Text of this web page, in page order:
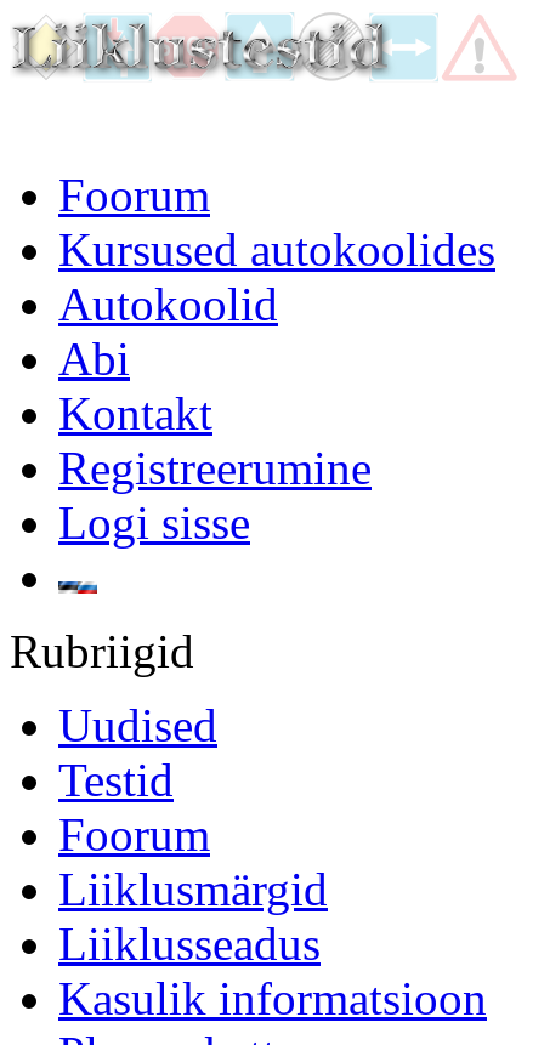
Foorum
Kursused autokoolides
Autokoolid
Abi
Kontakt
Registreerumine
Logi sisse
Rubriigid
Uudised
Testid
Foorum
Liiklusmärgid
Liiklusseadus
Kasulik informatsioon